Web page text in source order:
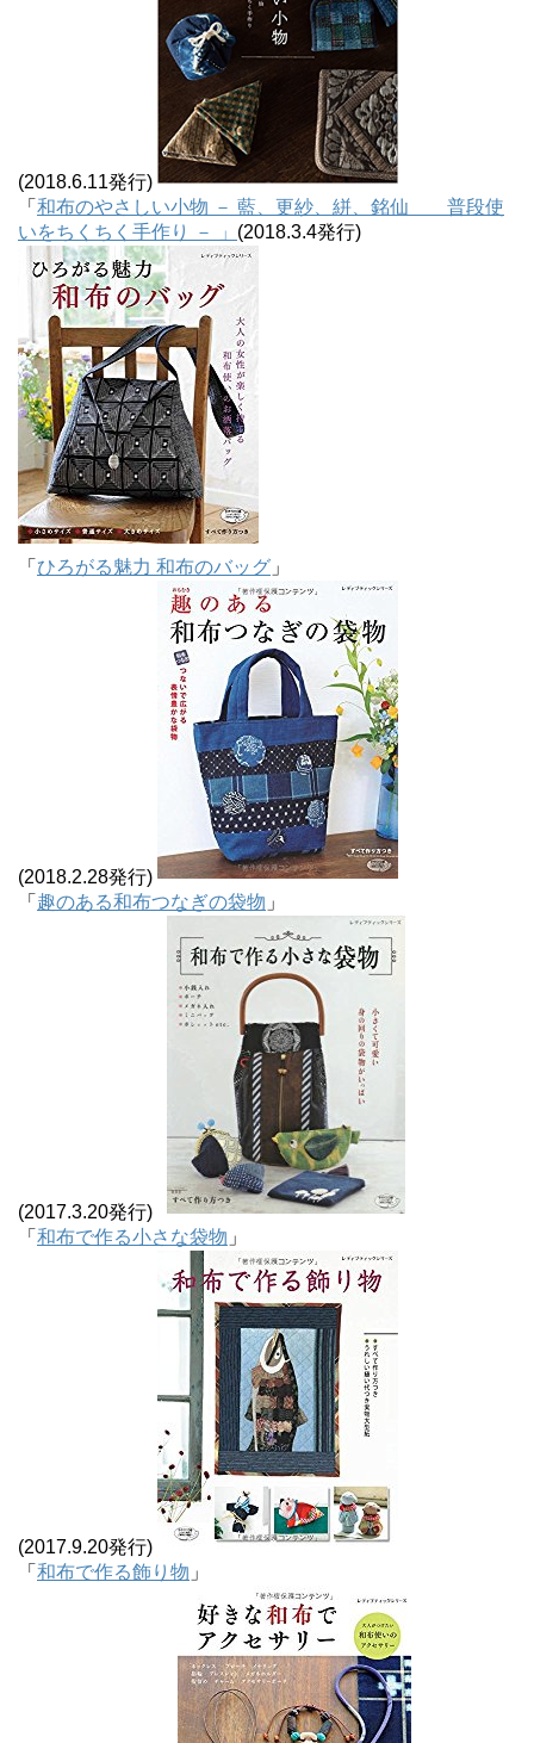
(2018.6.11発行)
「 和布のやさしい小物 － 藍、更紗、絣、銘仙 普段使
いをちくちく手作り － 」 (2018.3.4発行)
「 ひろがる魅力 和布のバッグ 」
(2018.2.28発行)
「 趣のある和布つなぎの袋物 」
(2017.3.20発行)
「 和布で作る小さな袋物 」
(2017.9.20発行)
「 和布で作る飾り物 」